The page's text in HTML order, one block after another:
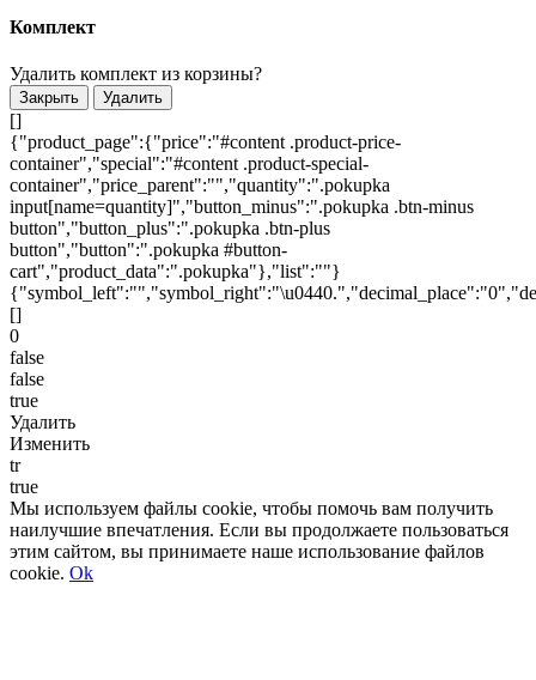
Комплект
Удалить комплект из корзины?
Закрыть Удалить
[]
{"product_page":{"price":"#content .product-price-
container","special":"#content .product-special-
container","price_parent":"","quantity":".pokupka
input[name=quantity]","button_minus":".pokupka .btn-minus
button","button_plus":".pokupka .btn-plus
button","button":".pokupka #button-
cart","product_data":".pokupka"},"list":""}
[]
0
false
false
true
Удалить
Изменить
tr
true
Мы используем файлы cookie, чтобы помочь вам получить
наилучшие впечатления. Если вы продолжаете пользоваться
этим сайтом, вы принимаете наше использование файлов
cookie. Ok